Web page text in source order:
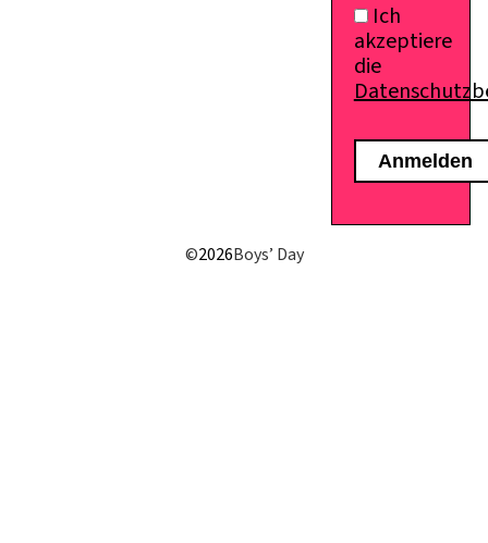
Ich
akzeptiere
die
©2026Boys’ Day